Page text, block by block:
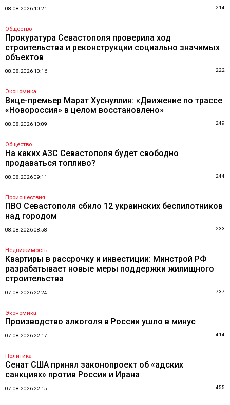
08.08.2026 10:21 214
Общество
Прокуратура Севастополя проверила ход
строительства и реконструкции социально значимых
объектов
08.08.2026 10:16 222
Экономика
Вице-премьер Марат Хуснуллин: «Движение по трассе
«Новороссия» в целом восстановлено»
08.08.2026 10:09 249
Общество
На каких АЗС Севастополя будет свободно
продаваться топливо?
08.08.2026 09:11 244
Происшествия
ПВО Севастополя сбило 12 украинских беспилотников
над городом
08.08.2026 08:58 233
Недвижимость
Квартиры в рассрочку и инвестиции: Минстрой РФ
разрабатывает новые меры поддержки жилищного
строительства
07.08.2026 22:24 737
Экономика
Производство алкоголя в России ушло в минус
07.08.2026 22:17 414
Политика
Сенат США принял законопроект об «адских
санкциях» против России и Ирана
07.08.2026 22:15 455